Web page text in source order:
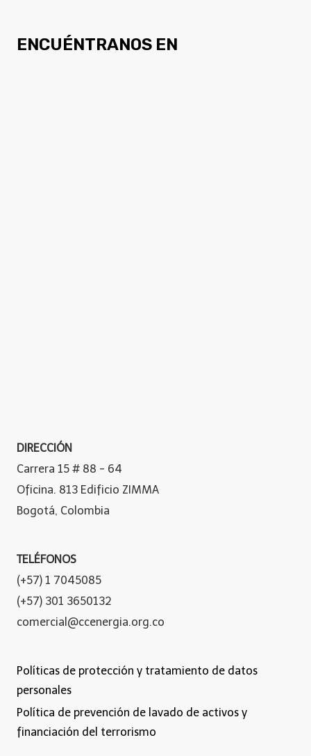
ENCUÉNTRANOS EN
DIRECCIÓN
Carrera 15 # 88 - 64
Oficina. 813 Edificio ZIMMA
Bogotá, Colombia
TELÉFONOS
(+57) 1 7045085
(+57) 301 3650132
comercial@ccenergia.org.co
Políticas de protección y tratamiento de datos
personales
Política de prevención de lavado de activos y
financiación del terrorismo